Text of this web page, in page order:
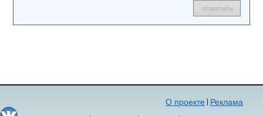
Реклама
О проекте